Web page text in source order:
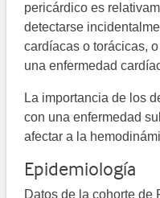
pericárdico es
detectarse
cardíacas o torácicas,
una enfermedad
La importancia de los
con una enfermedad
afectar a la
Epidemiología
Datos de la cohorte de